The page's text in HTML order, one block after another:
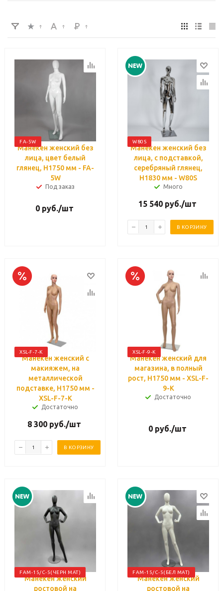
FA-5W
Манекен женский без
лица, цвет белый
глянец, H1750 мм - FA-
5W
Под заказ
0руб./шт
W80S
Манекен женский без
лица, с подставкой,
серебряный глянец,
H1830 мм - W80S
Много
15 540руб./шт
В КОРЗИНУ
XSL-F-7-К
Манекен женский с
макияжем, на
металлической
подставке, H1750 мм -
XSL-F-7-К
Достаточно
8 300 руб./шт
В КОРЗИНУ
XSL-F-9-К
Манекен женский для
магазина, в полный
рост, H1750 мм - XSL-F-
9-К
Достаточно
0руб./шт
FAM-15/C-5(ЧЕРН МАТ)
Манекен женский
ростовой на
FAM-15/C-5(БЕЛ МАТ)
Манекен женский
ростовой на